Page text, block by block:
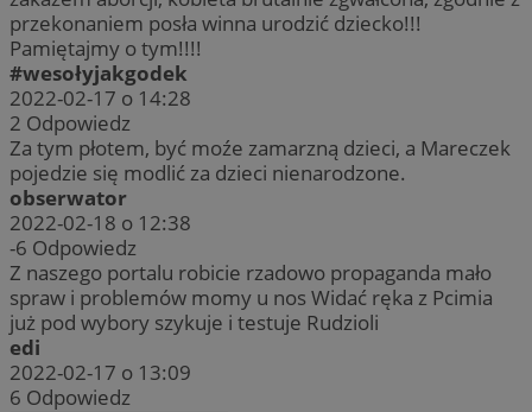
przekonaniem posła winna urodzić dziecko!!!
Pamiętajmy o tym!!!!
#wesołyjakgodek
2022-02-17 o 14:28
2 Odpowiedz
Za tym płotem, być moźe zamarzną dzieci, a Mareczek
pojedzie się modlić za dzieci nienarodzone.
obserwator
2022-02-18 o 12:38
-6 Odpowiedz
Z naszego portalu robicie rzadowo propaganda mało
spraw i problemów momy u nos Widać ręka z Pcimia
już pod wybory szykuje i testuje Rudzioli
edi
2022-02-17 o 13:09
6 Odpowiedz